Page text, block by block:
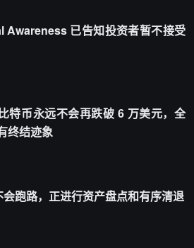
Awareness 已告知投资者暂不接受
特币永远不会再跌破 6 万美元，全
终结迹象
跑路，正进行资产盘点和有序清退